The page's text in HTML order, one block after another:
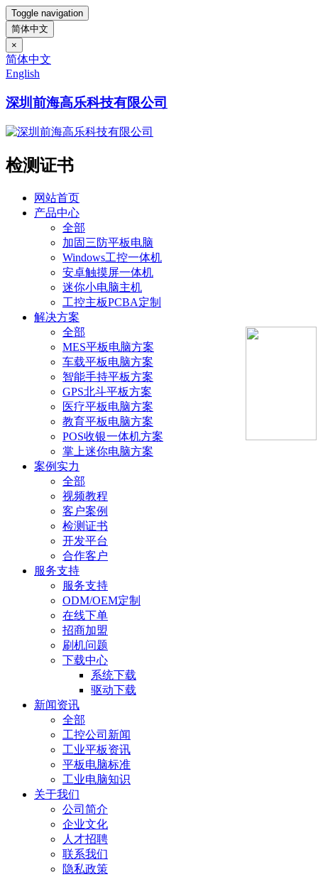
Toggle navigation
简体中文
×
简体中文
English
深圳前海高乐科技有限公司
检测证书
网站首页
产品中心
全部
加固三防平板电脑
Windows工控一体机
安卓触摸屏一体机
迷你小电脑主机
工控主板PCBA定制
解决方案
全部
MES平板电脑方案
车载平板电脑方案
智能手持平板方案
GPS北斗平板方案
医疗平板电脑方案
教育平板电脑方案
POS收银一体机方案
掌上迷你电脑方案
案例实力
全部
视频教程
客户案例
检测证书
开发平台
合作客户
服务支持
服务支持
ODM/OEM定制
在线下单
招商加盟
刷机问题
下载中心
系统下载
驱动下载
新闻资讯
全部
工控公司新闻
工业平板资讯
平板电脑标准
工业电脑知识
关于我们
公司简介
企业文化
人才招聘
联系我们
隐私政策